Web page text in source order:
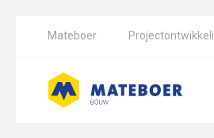
Mateboer